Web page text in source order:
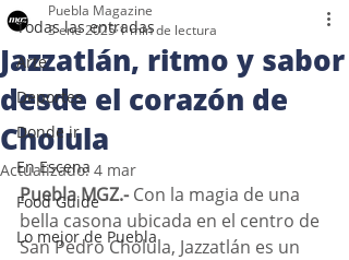
Todas las entradas
Arte
Deportes
Donde ir
En Escena
Food Guide
Lo mejor de Puebla
Jazzatlán, ritmo y sabor
desde el corazón de
Cholula
Puebla Magazine
3 ene 20251 min de lectura
Actualizado: 4 mar
Puebla MGZ.- Con la magia de una
bella casona ubicada en el centro de
San Pedro Cholula, Jazzatlán es un